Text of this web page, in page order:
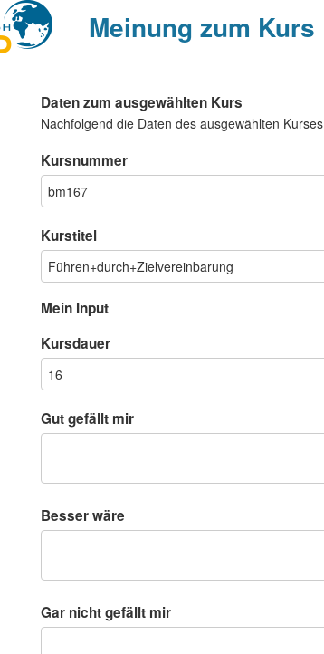
Meinung zum Kurs
Daten zum ausgewählten Kurs
Nachfolgend die Daten des ausgewählten Kurses
Kursnummer
Kurstitel
Mein Input
Kursdauer
Gut gefällt mir
Besser wäre
Gar nicht gefällt mir